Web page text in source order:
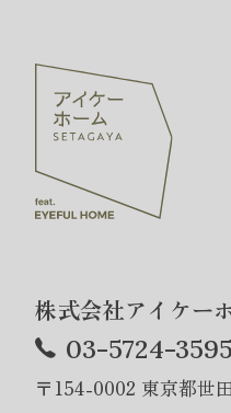
株式会社アイケー
03-5724-3595
〒154-0002 東京都世